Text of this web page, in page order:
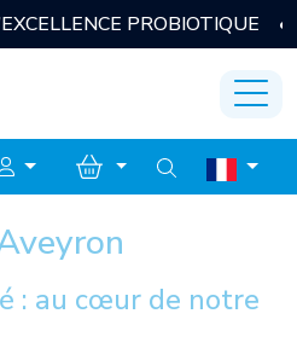
PROBIOTIQUE • JE
: au cœur de notre